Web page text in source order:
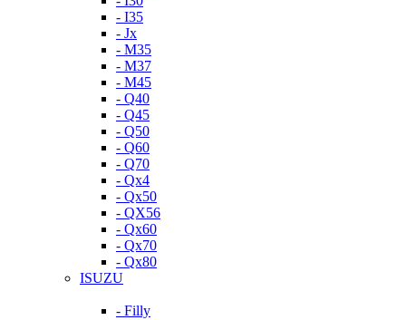
- I35
- Jx
- M35
- M37
- M45
- Q40
- Q45
- Q50
- Q60
- Q70
- Qx4
- Qx50
- QX56
- Qx60
- Qx70
- Qx80
ISUZU
- Filly